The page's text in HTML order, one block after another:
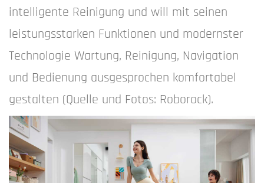
intelligente Reinigung und will mit seinen
leistungsstarken Funktionen und modernster
Technologie Wartung, Reinigung, Navigation
und Bedienung ausgesprochen komfortabel
gestalten (Quelle und Fotos: Roborock).